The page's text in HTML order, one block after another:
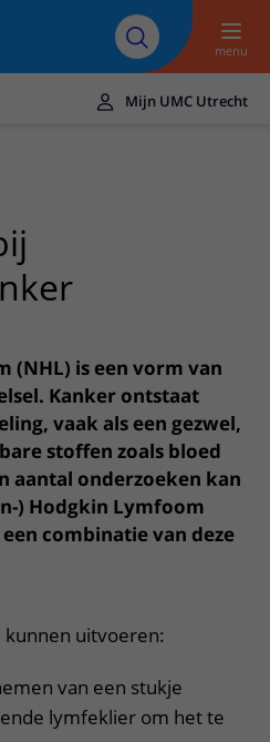
Werken bij het UMC
Utrecht
menu
Mijn UMC Utrecht
(NHL) is een vorm van
Kanker ontstaat
vaak als een gezwel,
stoffen zoals bloed
aantal onderzoeken kan
) Hodgkin Lymfoom
combinatie van deze
uitvoeren:
van een stukje
lymfeklier om het te